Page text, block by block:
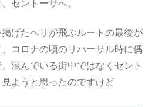
セントーサへ。
げたヘリが飛ぶルートの最後が
コロナの頃のリハーサル時に偶
混んでいる街中ではなくセント
ようと思ったのですけど